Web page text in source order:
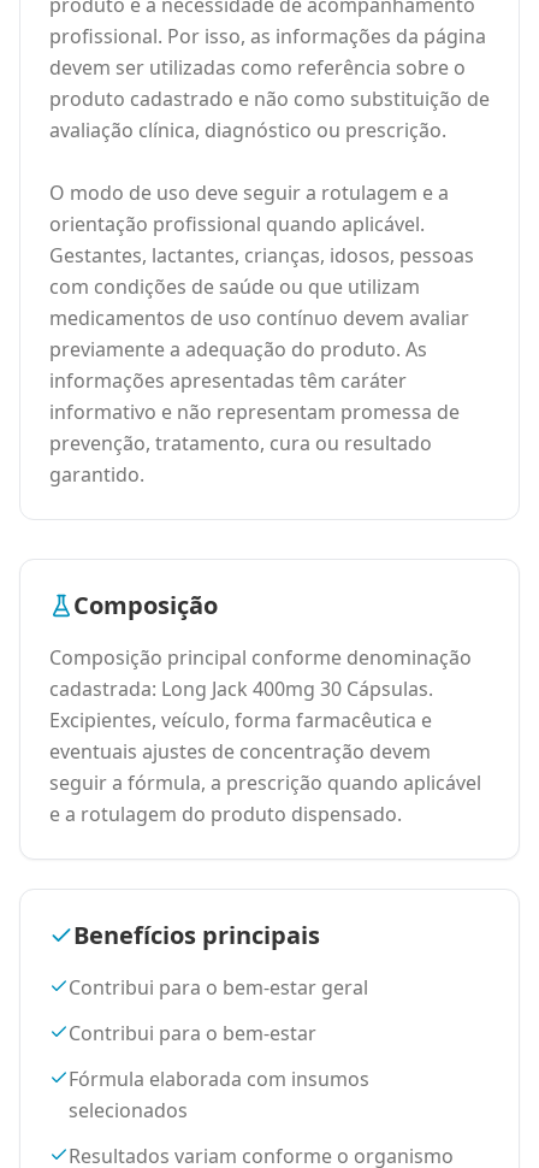
profissional. Por isso, as informações da página
devem ser utilizadas como referência sobre o
produto cadastrado e não como substituição de
avaliação clínica, diagnóstico ou prescrição.
O modo de uso deve seguir a rotulagem e a
orientação profissional quando aplicável.
Gestantes, lactantes, crianças, idosos, pessoas
com condições de saúde ou que utilizam
medicamentos de uso contínuo devem avaliar
previamente a adequação do produto. As
informações apresentadas têm caráter
informativo e não representam promessa de
prevenção, tratamento, cura ou resultado
garantido.
Composição
Composição principal conforme denominação
cadastrada: Long Jack 400mg 30 Cápsulas.
Excipientes, veículo, forma farmacêutica e
eventuais ajustes de concentração devem
seguir a fórmula, a prescrição quando aplicável
e a rotulagem do produto dispensado.
Benefícios principais
Contribui para o bem-estar geral
Contribui para o bem-estar
Fórmula elaborada com insumos
selecionados
Resultados variam conforme o organismo